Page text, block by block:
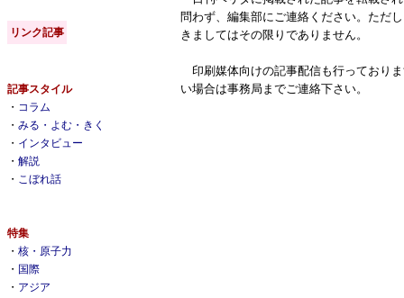
リンク記事
記事スタイル
・ コラム
・ みる・よむ・きく
・ インタビュー
・ 解説
・ こぼれ話
特集
・ 核・原子力
・ 国際
・ アジア
問わず、編集部にご連絡ください。ただ
きましてはその限りでありません。
印刷媒体向けの記事配信も行っており
い場合は事務局までご連絡下さい。